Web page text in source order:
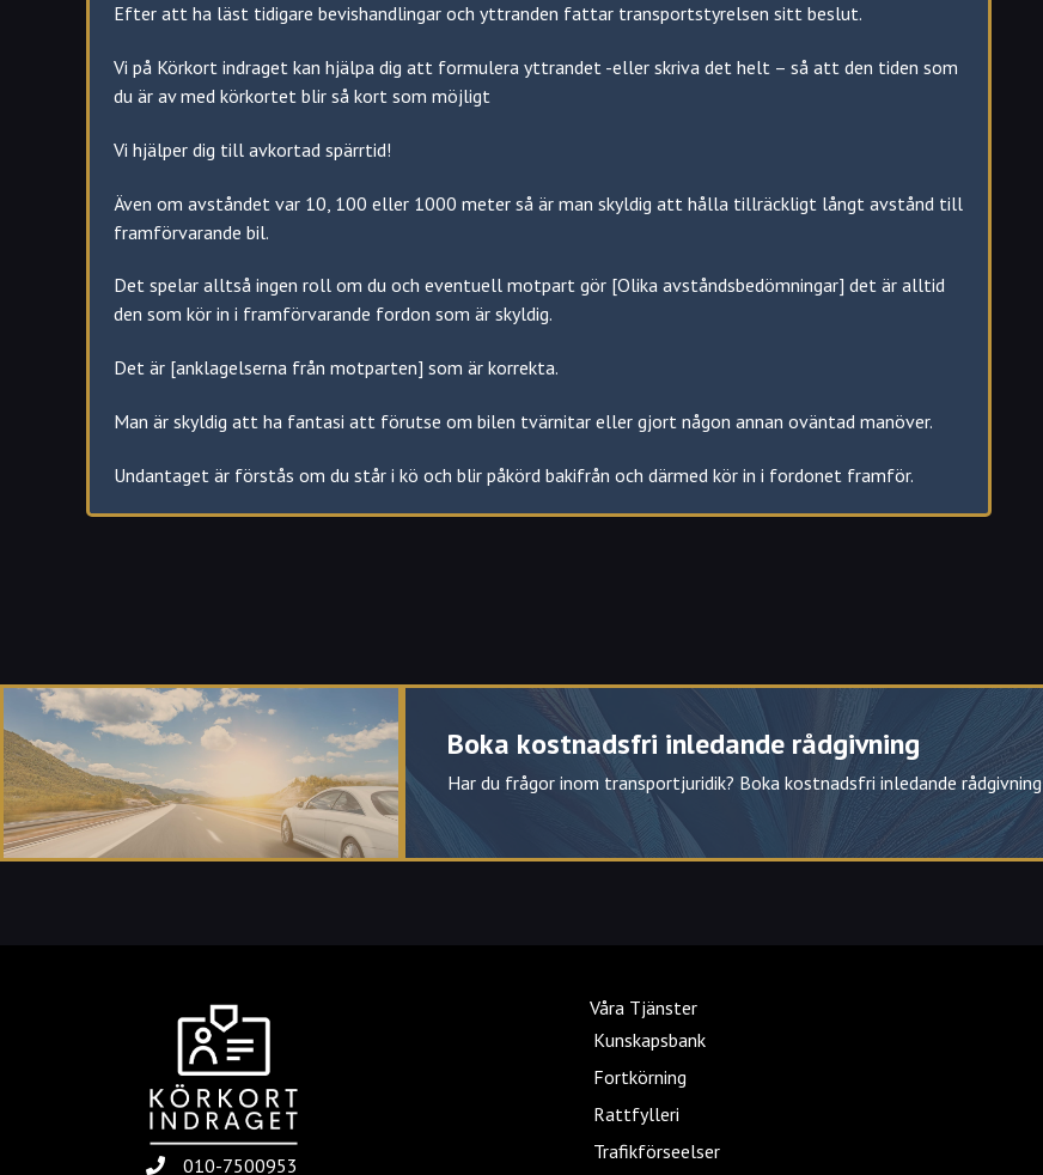
Följande kan också göra att du blir av med körkortet:
Sjukdom, skada eller liknande
Inte skickat in läkarintyg
Inget av dessa har en särskild spärrtid för återkallande av körkort men du måste skicka in in en ny ansökan
om körkort för att få det beviljat igen.
Efter att ha läst tidigare bevishandlingar och yttranden fattar transportstyrelsen sitt beslut.
Vi på Körkort indraget kan hjälpa dig att formulera yttrandet -eller skriva det helt – så att den tiden som
du är av med körkortet blir så kort som möjligt
Vi hjälper dig till avkortad spärrtid!
Även om avståndet var 10, 100 eller 1000 meter så är man skyldig att hålla tillräckligt långt avstånd till
framförvarande bil.
Det spelar alltså ingen roll om du och eventuell motpart gör [Olika avståndsbedömningar] det är alltid
den som kör in i framförvarande fordon som är skyldig.
Det är [anklagelserna från motparten] som är korrekta.
Man är skyldig att ha fantasi att förutse om bilen tvärnitar eller gjort någon annan oväntad manöver.
Undantaget är förstås om du står i kö och blir påkörd bakifrån och därmed kör in i fordonet framför.
Hur läng spärrtid för fortkörning?
När får du söka körskortsttilstånd vid en spärrtid på minst ett år – Vad är spärrtid för
körkortstillstånd?
Boka kostnadsfri inledande rådgivning
Har du frågor inom transportjuridik? Boka kostnadsfri inledande rådgivning
010-7500953
Våra Tjänster
Kunskapsbank
Fortkörning
Rattfylleri
Trafikförseelser